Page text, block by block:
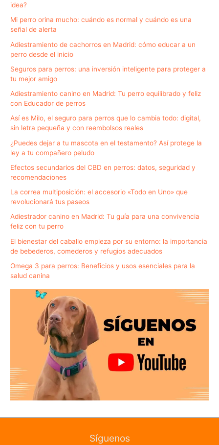
idea?
Mi perro orina mucho: cuándo es normal y cuándo es una
señal de alerta
Adiestramiento de cachorros en Madrid: cómo educar a un
perro desde el inicio
Seguros para perros: una inversión inteligente para proteger a
tu mejor amigo
Adiestramiento canino en Madrid: Tu perro equilibrado y feliz
con Educador de perros
Así es Milo, el seguro para perros que lo cambia todo: digital,
sin letra pequeña y con reembolsos reales
¿Puedes dejar a tu mascota en el testamento? Así protege la
ley a tu compañero peludo
Efectos secundarios del CBD en perros: datos, seguridad y
recomendaciones
La correa multiposición: el accesorio «Todo en Uno» que
revolucionará tus paseos
Adiestrador canino en Madrid: Tu guía para una convivencia
feliz con tu perro
El bienestar del caballo empieza por su entorno: la importancia
de bebederos, comederos y refugios adecuados
Omega 3 para perros: Beneficios y usos esenciales para la
salud canina
Síguenos